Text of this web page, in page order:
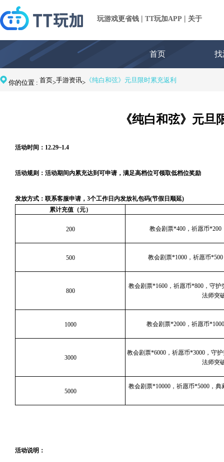
玩游戏更省钱 | TT玩加APP | 关于
首页 找
你的位置 : 首页>手游资讯> 《纯白和弦》元旦限时累充返利
《纯白和弦》元旦
活动时间： 12.29~1.4
活动规则：活动期间内累充达到可申请，满足高档位可领取低档位奖励
发放方式： 联系客服申请， 3个工作日内发放礼包码(节假日顺延)
累计充值（元）
200 教会剧票*400，祈愿币
500 教会剧票*1000，祈愿币
800
教会剧票*1600，祈愿币*800，守
法师突
1000 教会剧票*2000，祈愿币
3000
教会剧票*6000，祈愿币*3000，守
法师突
5000
教会剧票*10000，祈愿币*5000，
活动说明：